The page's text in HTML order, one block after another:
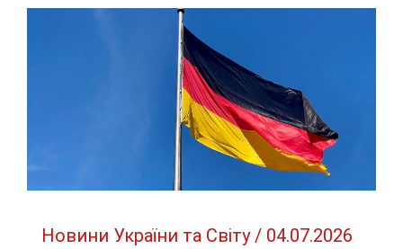
Новини України та Світу/ 04.07.2026